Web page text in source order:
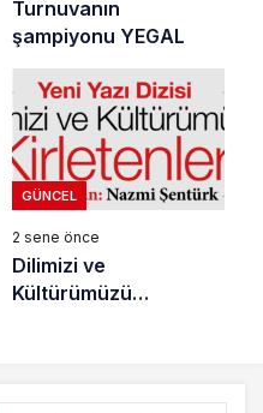
Turnuvanın
şampiyonu YEGAL
GÜNCEL
2 sene önce
Dilimizi ve
Kültürümüzü